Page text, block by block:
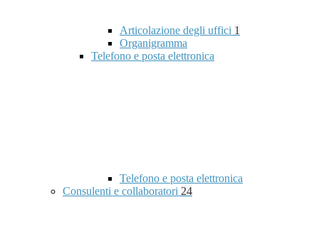
Articolazione degli uffici 1
Organigramma
Telefono e posta elettronica
Telefono e posta elettronica
Consulenti e collaboratori 24